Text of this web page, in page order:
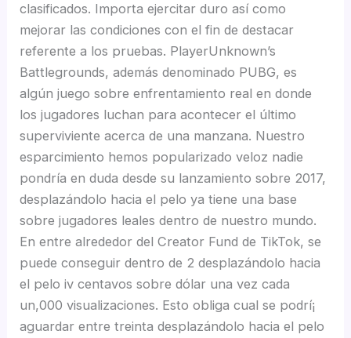
clasificados. Importa ejercitar duro así­ como
mejorar las condiciones con el fin de destacar
referente a los pruebas. PlayerUnknown’s
Battlegrounds, además denominado PUBG, es
algún juego sobre enfrentamiento real en donde
los jugadores luchan para acontecer el último
superviviente acerca de una manzana. Nuestro
esparcimiento hemos popularizado veloz nadie
pondrí­a en duda desde su lanzamiento sobre 2017,
desplazándolo hacia el pelo ya tiene una base
sobre jugadores leales dentro de nuestro mundo.
En entre alrededor del Creator Fund de TikTok, se
puede conseguir dentro de 2 desplazándolo hacia
el pelo iv centavos sobre dólar una vez cada
un,000 visualizaciones. Esto obliga cual se podrí¡
aguardar entre treinta desplazándolo hacia el pelo